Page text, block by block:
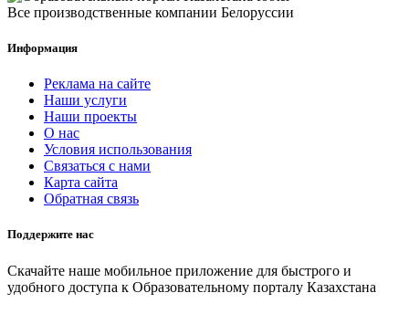
Все производственные компании Белоруссии
Информация
Реклама на сайте
Наши услуги
Наши проекты
О нас
Условия использования
Связаться с нами
Карта сайта
Обратная связь
Поддержите нас
Скачайте наше мобильное приложение для быстрого и
удобного доступа к Образовательному порталу Казахстана